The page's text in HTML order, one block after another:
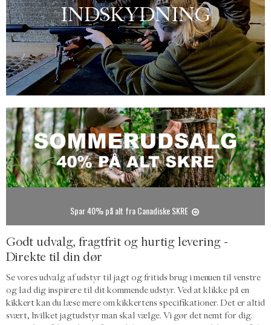
INDSKYDNING
Snart er det bukkejagt - find tips og tricks til indskydning her
- download indskydningsskive og print selv
Spar 40% på alt fra Canadiske SKRE
SOMMERUDSALG - Spar 40%
Godt udvalg, fragtfrit og hurtig levering -
Direkte til din dør
Se vores udvalg af udstyr til jagt og fritids brug i menuen til venstre
og lad dig inspirere til dit kommende udstyr. Ved at klikke på en
kikkert kan du læse mere om kikkertens specifikationer. Det er altid
svært, hvilket jagtudstyr man skal vælge. Vi gør det nemt for dig.